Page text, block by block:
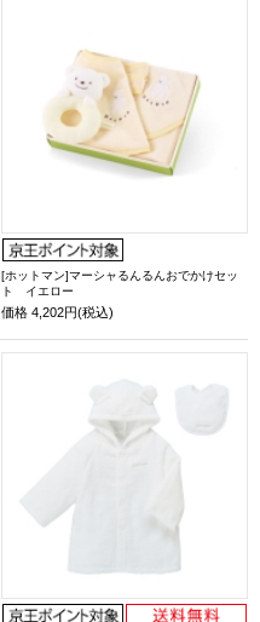
[ホットマン]マーシャるんるんおでかけセッ
ト イエロー
価格 4,202円(税込)